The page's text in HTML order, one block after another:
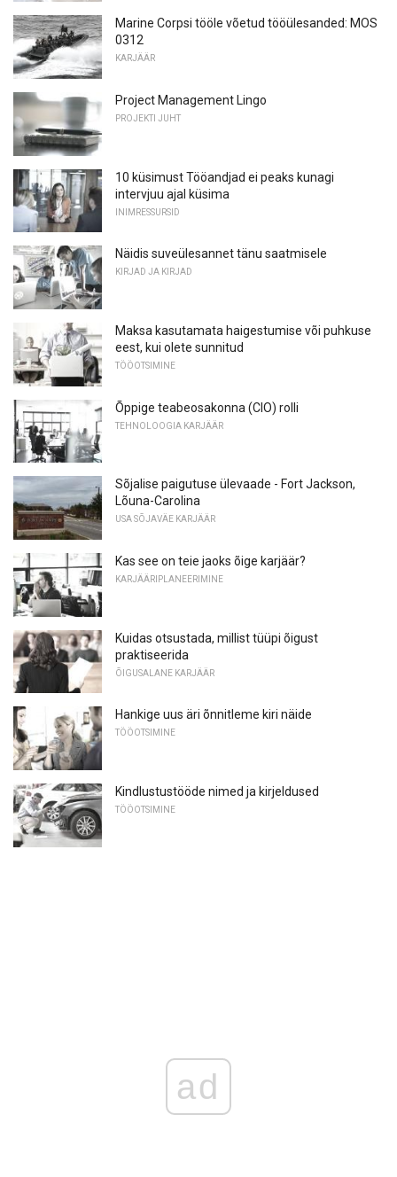
Marine Corpsi tööle võetud tööülesanded: MOS
0312
KARJÄÄR
Project Management Lingo
PROJEKTI JUHT
10 küsimust Tööandjad ei peaks kunagi
intervjuu ajal küsima
INIMRESSURSID
Näidis suveülesannet tänu saatmisele
KIRJAD JA KIRJAD
Maksa kasutamata haigestumise või puhkuse
eest, kui olete sunnitud
TÖÖOTSIMINE
Õppige teabeosakonna (CIO) rolli
TEHNOLOOGIA KARJÄÄR
Sõjalise paigutuse ülevaade - Fort Jackson,
Lõuna-Carolina
USA SÕJAVÄE KARJÄÄR
Kas see on teie jaoks õige karjäär?
KARJÄÄRIPLANEERIMINE
Kuidas otsustada, millist tüüpi õigust
praktiseerida
ÕIGUSALANE KARJÄÄR
Hankige uus äri õnnitleme kiri näide
TÖÖOTSIMINE
Kindlustustööde nimed ja kirjeldused
TÖÖOTSIMINE
ad